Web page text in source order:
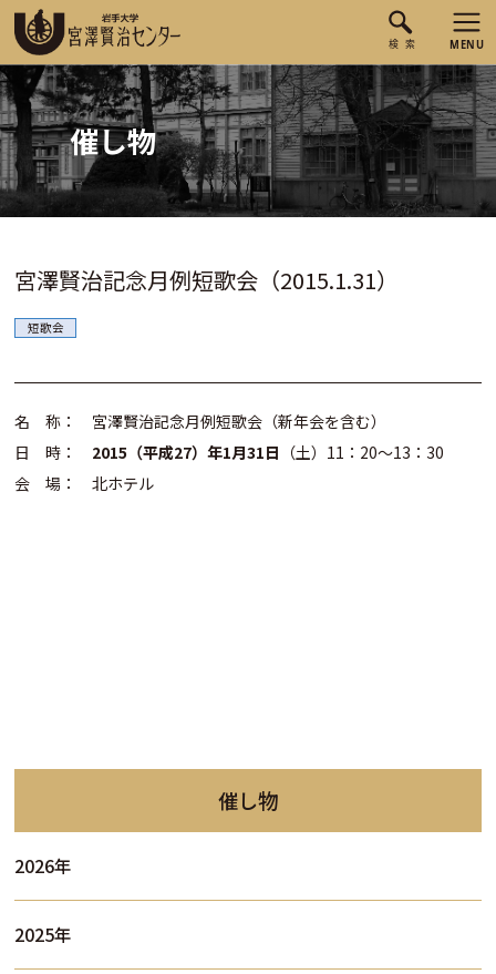
催し物
宮澤賢治記念月例短歌会（2015.1.31）
短歌会
名 称： 宮澤賢治記念月例短歌会（新年会を含む）
日 時： 2015（平成27）年1月31日 （土）11：20～13：30
会 場： 北ホテル
催し物
2026年
2025年